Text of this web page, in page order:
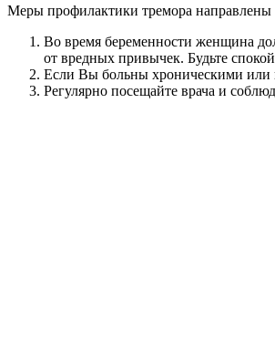
Меры профилактики тремора направлены
Во время беременности женщина
от вредных привычек. Будьте
Если Вы больны хроническими или
Регулярно посещайте врача и